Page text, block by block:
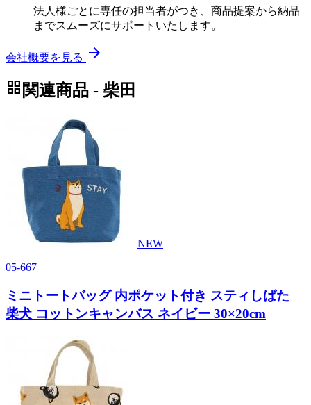
法人様ごとに専任の担当者がつき、商品提案から納品
までスムーズにサポートいたします。
会社概要を見る arrow_forward
grid_view 関連商品 - 柴田
NEW
05-667
ミニトートバッグ 内ポケット付き スティしばた
柴犬 コットンキャンバス ネイビー 30×20cm